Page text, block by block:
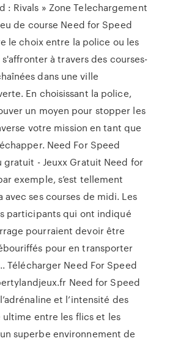
: Rivals » Zone Telechargement
de course Need for Speed
le choix entre la police ou les
à travers des courses-
dans une ville
En choisissant la police,
un moyen pour stopper les
votre mission en tant que
Need For Speed
gratuit - Jeuxx Gratuit Need for
exemple, s’est tellement
avec ses courses de midi. Les
participants qui ont indiqué
pourraient devoir être
pour en transporter
Télécharger Need For Speed
Need for Speed
et l’intensité des
ultime entre les flics et les
superbe environnement de